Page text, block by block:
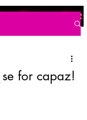
se for capaz!